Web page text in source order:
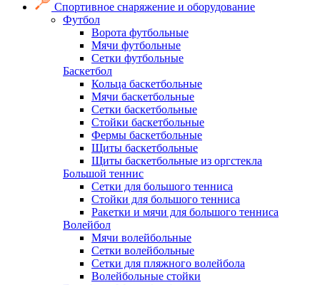
Спортивное снаряжение и оборудование
Футбол
Ворота футбольные
Мячи футбольные
Сетки футбольные
Баскетбол
Кольца баскетбольные
Мячи баскетбольные
Сетки баскетбольные
Стойки баскетбольные
Фермы баскетбольные
Щиты баскетбольные
Щиты баскетбольные из оргстекла
Большой теннис
Сетки для большого тенниса
Стойки для большого тенниса
Ракетки и мячи для большого тенниса
Волейбол
Мячи волейбольные
Сетки волейбольные
Сетки для пляжного волейбола
Волейбольные стойки